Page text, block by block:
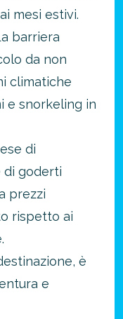
mesi estivi.
barriera
da non
climatiche
e snorkeling in
di
goderti
prezzi
rispetto ai
è
e